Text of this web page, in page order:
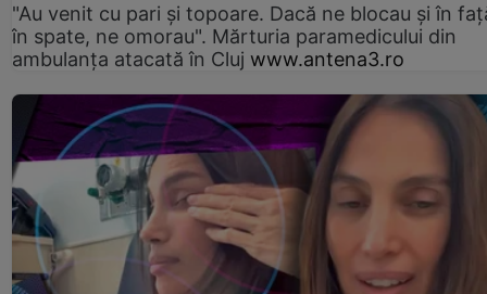
"Au venit cu pari și topoare. Dacă ne blocau şi în
în spate, ne omorau". Mărturia paramedicului din
ambulanţa atacată în Cluj www.antena3.ro